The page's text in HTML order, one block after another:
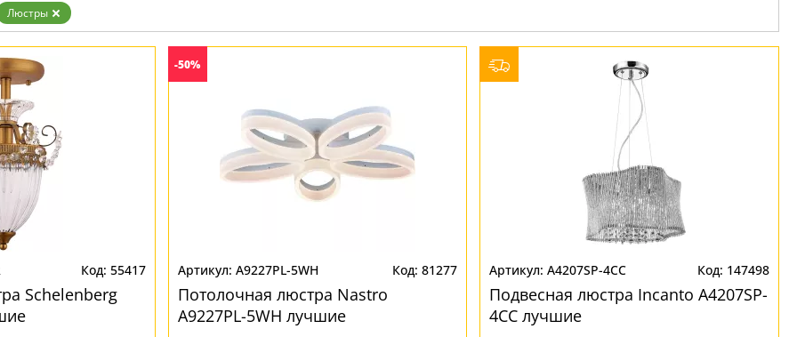
Бронза
Золото
Прозрачные
Люстры
55417
Schelenberg
-50%
A9227PL-5WH 81277
Потолочная люстра Nastro
A9227PL-5WH лучшие
A4207SP-4CC 147498
Подвесная люстра Incanto A4207SP-
4CC лучшие